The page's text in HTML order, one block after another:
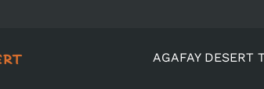
AGAFAY DESERT